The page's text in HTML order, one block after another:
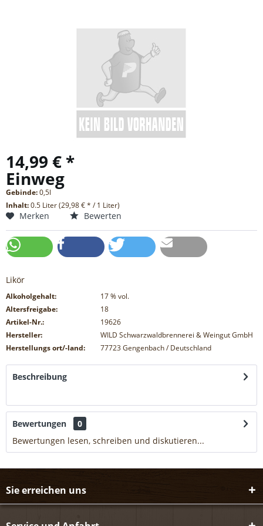
14,99 € *
Einweg
Gebinde:0,5l
Inhalt:0.5 Liter (29,98 € * / 1 Liter)
Merken Bewerten
Likör
Alkoholgehalt: 17% vol.
Altersfreigabe:
18
Artikel-Nr.:
19626
Hersteller:
WILD Schwarzwaldbrennerei & Weingut GmbH
Herstellungs ort/-land:
77723 Gengenbach / Deutschland
Beschreibung
Bewertungen
0
Bewertungen lesen, schreiben und diskutieren...
Sie erreichen uns